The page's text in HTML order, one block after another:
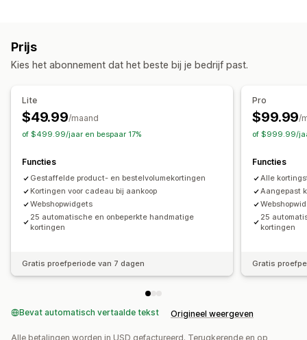
Gedifferentieerde prijzen
Kwantumkortingen
Forfaitaire kortingen
Winkelwagenkortingen
Upsell-kortingen
Aangepaste kortingen
Bewerkingstool
Valutaconversie
Lokalisatie
Triggers en regels Korting stapelen Tagging
Prijs
Kies het abonnement dat het beste bij je bedrijf past.
Lite
$49.99/maand
of $499.99/jaar en bespaar 17%
Functies
Gestaffelde product- en bestelvolumekortingen
Kortingen voor cadeau bij aankoop
Webshopwidgets
25 automatische en onbeperkte handmatige
kortingen
Gratis proefperiode van 7 dagen
Pro
$99.99/
of $999.99/
Functies
Alle
Aangepast
25
kortingen
Gratis
Bevat automatisch vertaalde tekst Origineel weergeven
Alle betalingen worden in USD gefactureerd. Terugkerende en op